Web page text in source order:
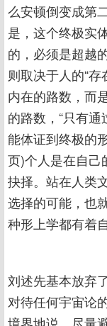
么安顿倒变成第
是，这个终极实
的，必须是超越
则取决于人的“
内在的路数，而
的路数，“只有
能体证到终极的
页)个人是在自己
抉择。站在人类
选择的可能，也
种形上学都有着
刘述先基本放弃
对待任何宇宙论